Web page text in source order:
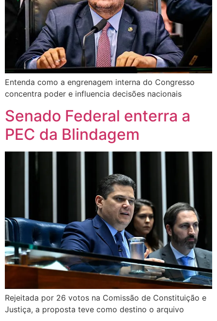
Entenda como a engrenagem interna do Congresso
concentra poder e influencia decisões nacionais
Senado Federal enterra a
PEC da Blindagem
Rejeitada por 26 votos na Comissão de Constituição e
Justiça, a proposta teve como destino o arquivo